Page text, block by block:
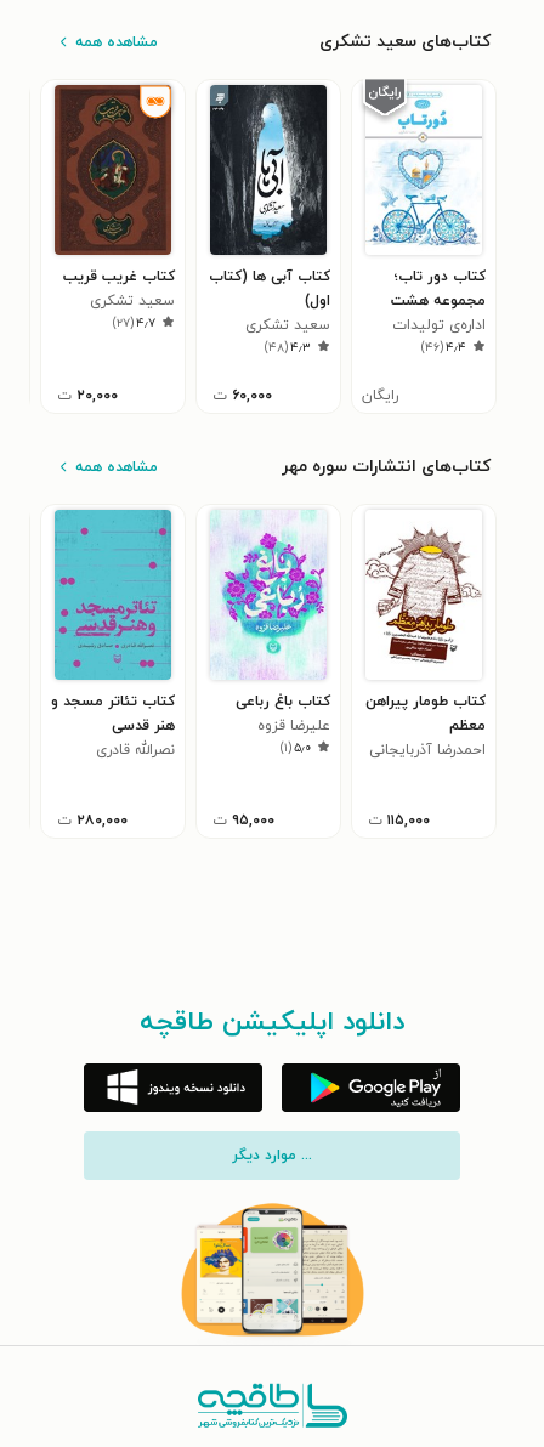
کتاب‌های سعید تشکری مشاهده همه
کتاب دور تاب؛
مجموعه هشت
داستان رضوی
اداره‌ی تولیدات
فرهنگی
۴٫۴(۴۶)
رایگان
کتاب آبی ها (کتاب
اول)
سعید تشکری
۴٫۳(۴۸)
۶۰,۰۰۰ ت
کتاب غریب قریب
سعید تشکری
۴٫۷(۲۷)
۲۰,۰۰۰ ت
کتاب‌های انتشارات سوره مهر مشاهده همه
کتاب طومار پیراهن
معظم
احمدرضا آذربایجانی
۱۱۵,۰۰۰ ت
کتاب باغ رباعی
علیرضا قزوه
۵٫۰(۱)
۹۵,۰۰۰ ت
کتاب تئاتر مسجد و
هنر قدسی
نصرالله قادری
۲۸۰,۰۰۰ ت
دانلود اپلیکیشن طاقچه
... موارد دیگر